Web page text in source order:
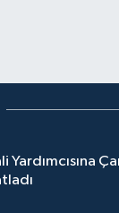
Yardımcısına